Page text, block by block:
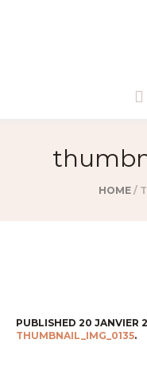
HOME /
PUBLISHED 20 JANVIER
THUMBNAIL_IMG_0135.